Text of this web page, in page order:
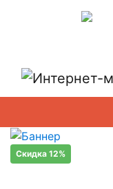
Скидка 12%